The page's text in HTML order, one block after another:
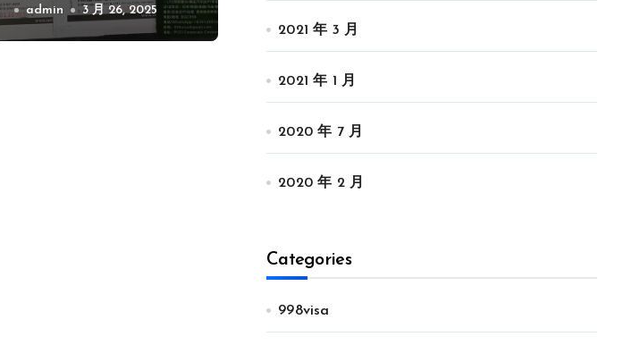
admin 3 月 26, 2025
2021 年 3 月
2021 年 1 月
2020 年 7 月
2020 年 2 月
Categories
998visa